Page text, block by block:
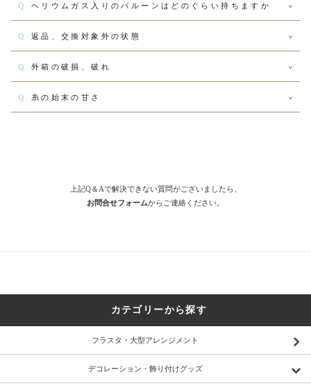
Q ヘリウムガス入りのバルーンはどのぐらい持ちますか
Q 返品、交換対象外の状態
Q 外箱の破損、破れ
Q 糸の始末の甘さ
上記Q＆Aで解決できない質問がございましたら、
お問合せフォームからご連絡ください。
カテゴリーから探す
フラスタ・大型アレンジメント
デコレーション・飾り付けグッズ